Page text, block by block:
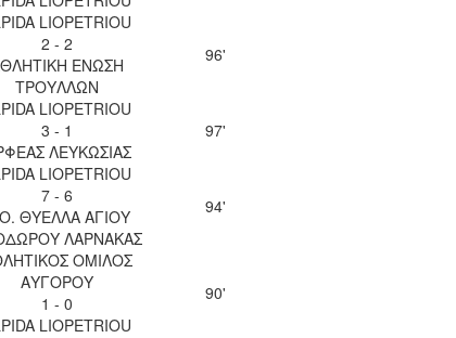
LIOPETRIOU
2 - 2
ΕΝΩΣΗ
ΤΡΟΥΛΛΩΝ
96'
LIOPETRIOU
3 - 1
ΛΕΥΚΩΣΙΑΣ
97'
LIOPETRIOU
7 - 6
ΘΥΕΛΛΑ ΑΓΙΟΥ
ΛΑΡΝΑΚΑΣ
94'
ΟΜΙΛΟΣ
ΑΥΓΟΡΟΥ
1 - 0
LIOPETRIOU
90'